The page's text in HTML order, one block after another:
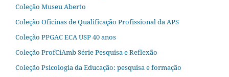
Coleção Museu Aberto
Coleção Oficinas de Qualificação Profissional da APS
Coleção PPGAC ECA USP 40 anos
Coleção ProfCiAmb Série Pesquisa e Reflexão
Coleção Psicologia da Educação: pesquisa e formação